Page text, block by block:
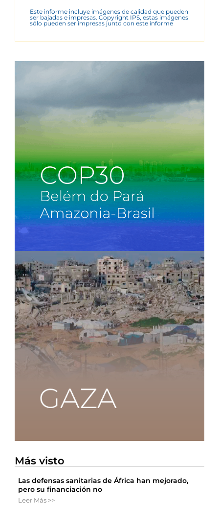
Este informe incluye imágenes de calidad que pueden
ser bajadas e impresas. Copyright IPS, estas imágenes
sólo pueden ser impresas junto con este informe
Más visto
Las defensas sanitarias de África han mejorado,
pero su financiación no
Leer Más >>